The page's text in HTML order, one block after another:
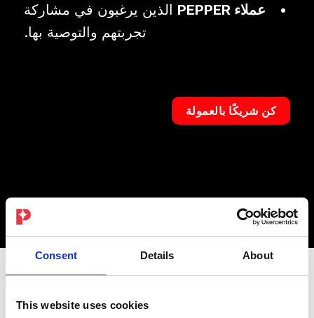
Consent Details About
This website uses cookies
عملاء PEPPER
الذين يرغبون في مشاركة
تجربتهم والتوصية بها.
كن شريكًا بالعمولة